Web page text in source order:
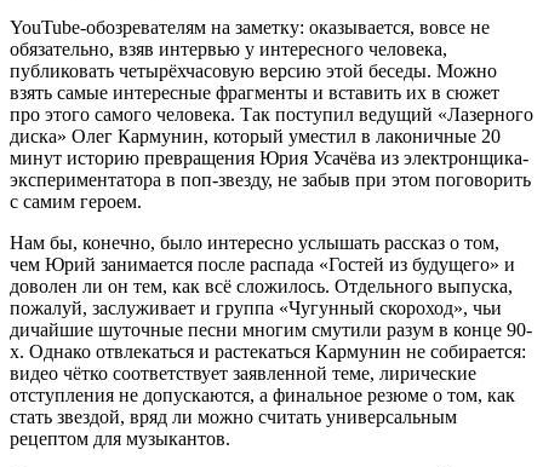
YouTube-обозревателям на заметку: оказывается, вовсе не
обязательно, взяв интервью у интересного человека,
публиковать четырёхчасовую версию этой беседы. Можно
взять самые интересные фрагменты и вставить их в сюжет
про этого самого человека. Так поступил ведущий «Лазерного
диска» Олег Кармунин, который уместил в лаконичные 20
минут историю превращения Юрия Усачёва из электронщика-
экспериментатора в поп-звезду, не забыв при этом поговорить
с самим героем.
Нам бы, конечно, было интересно услышать рассказ о том,
чем Юрий занимается после распада «Гостей из будущего» и
доволен ли он тем, как всё сложилось. Отдельного выпуска,
пожалуй, заслуживает и группа «Чугунный скороход», чьи
дичайшие шуточные песни многим смутили разум в конце 90-
х. Однако отвлекаться и растекаться Кармунин не собирается:
видео чётко соответствует заявленной теме, лирические
отступления не допускаются, а финальное резюме о том, как
стать звездой, вряд ли можно считать универсальным
рецептом для музыкантов.